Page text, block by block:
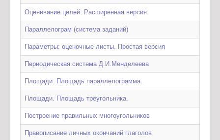
Оценивание целей. Расширенная версия
Параллелограм (система заданий)
Параметры: оценочные листы. Простая версия
Периодическая система Д.И.Менделеева
Площади. Площадь параллелограмма.
Площади. Площадь треугольника.
Построение правильных многоугольников
Правописание личных окончаний глаголов